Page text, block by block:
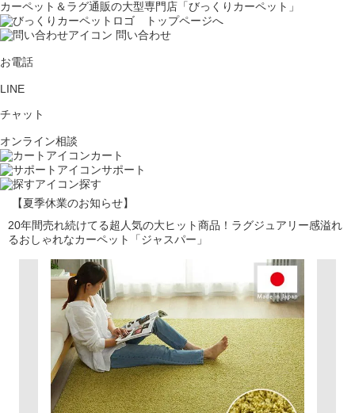
カーペット＆ラグ通販の大型専門店「びっくりカーペット」
問い合わせ
お電話
LINE
チャット
オンライン相談
カート
サポート
探す
【夏季休業のお知らせ】
20年間売れ続けてる超人気の大ヒット商品！ラグジュアリー感溢れ
るおしゃれなカーペット「ジャスパー」